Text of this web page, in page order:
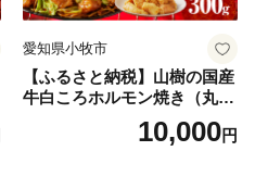
愛知県小牧市
【ふるさと納税】山樹の国産
牛白ころホルモン焼き（丸
腸）味付 300g 肉 牛肉 山
樹 国産牛 白ころホルモン焼
10,000円